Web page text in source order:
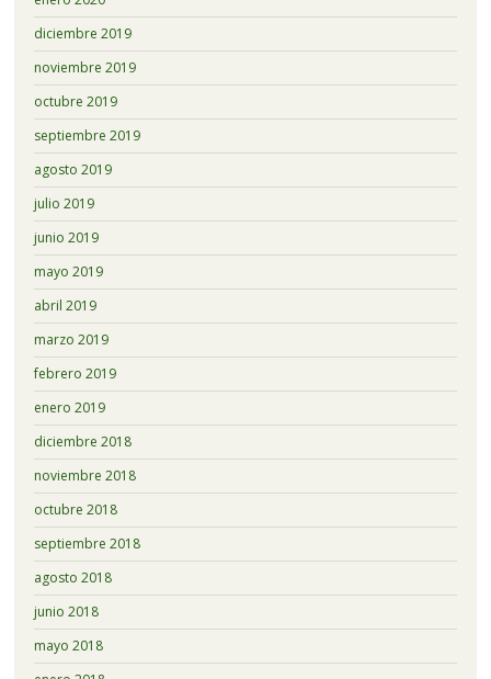
diciembre 2019
noviembre 2019
octubre 2019
septiembre 2019
agosto 2019
julio 2019
junio 2019
mayo 2019
abril 2019
marzo 2019
febrero 2019
enero 2019
diciembre 2018
noviembre 2018
octubre 2018
septiembre 2018
agosto 2018
junio 2018
mayo 2018